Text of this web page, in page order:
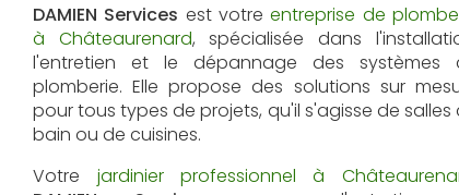
DAMIEN Services est votreentreprise de
à Châteaurenard, spécialisée dans
l'entretien et le dépannage des systèmes
plomberie. Elle propose des solutions sur
pour tous types de projets, qu'il s'agisse de salles
bain ou de cuisines.
Votre jardinier professionnel à